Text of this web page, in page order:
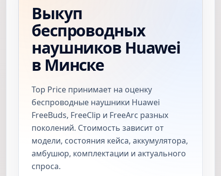
Выкуп
беспроводных
наушников Huawei
в Минске
Top Price принимает на оценку
беспроводные наушники Huawei
FreeBuds, FreeClip и FreeArc разных
поколений. Стоимость зависит от
модели, состояния кейса, аккумулятора,
амбушюр, комплектации и актуального
спроса.